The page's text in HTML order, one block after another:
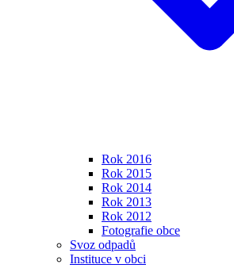
Rok 2016
Rok 2015
Rok 2014
Rok 2013
Rok 2012
Fotografie obce
Svoz odpadů
Instituce v obci